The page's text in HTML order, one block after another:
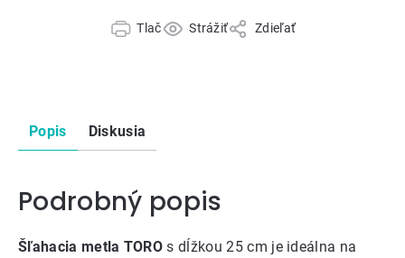
Tlač Strážiť Zdieľať
Popis Diskusia
Podrobný popis
Šľahacia metla TORO s dĺžkou 25 cm je ideálna na